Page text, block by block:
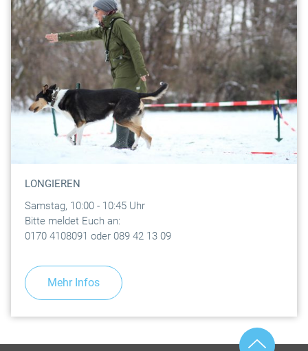
LONGIEREN
Samstag, 10:00 - 10:45 Uhr
Bitte meldet Euch an:
0170 4108091 oder 089 42 13 09
Mehr Infos